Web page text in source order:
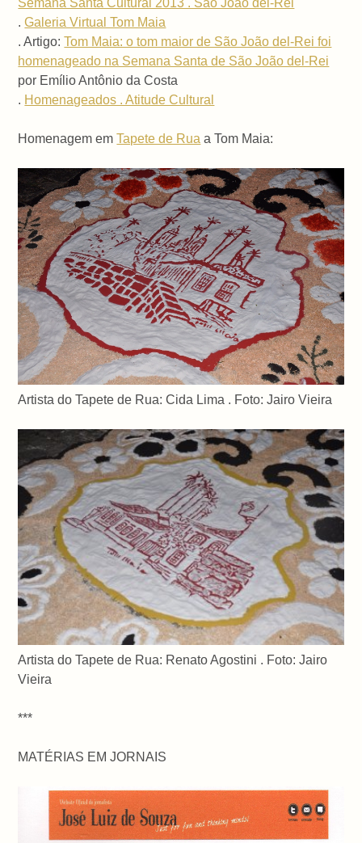
Semana Santa Cultural 2013 . São João del-Rei
.Galeria Virtual Tom Maia
. Artigo:Tom Maia: o tom maior de São João del-Rei foi
homenageado na Semana Santa de São João del-Rei
por Emílio Antônio da Costa
. Homenageados . Atitude Cultural
Homenagem emTapete de Rua a Tom Maia:
Artista do Tapete de Rua: Cida Lima . Foto: Jairo Vieira
Artista do Tapete de Rua: Renato Agostini . Foto: Jairo
Vieira
***
MATÉRIAS EM JORNAIS